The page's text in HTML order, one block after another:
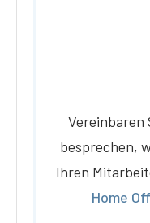
Vereinbaren
besprechen,
Ihren
Home